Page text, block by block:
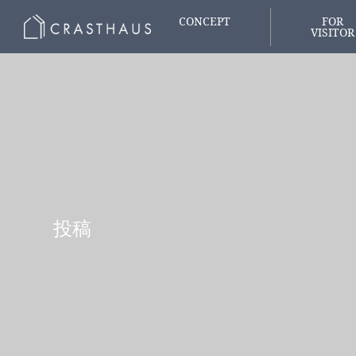
CONCEPT
FOR
VISITOR
はじめての
投稿